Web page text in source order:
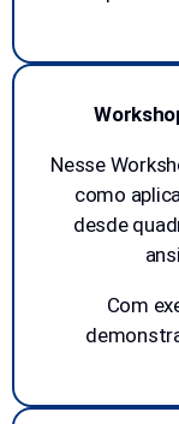
Nesse
como
desde
Com